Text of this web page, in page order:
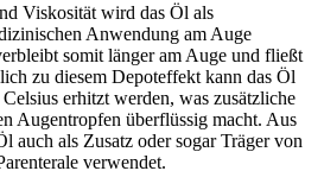
Viskosität wird das Öl als
Anwendung am Auge
somit länger am Auge und fließt
zu diesem Depoteffekt kann das Öl
erhitzt werden, was zusätzliche
Augentropfen überflüssig macht. Aus
auch als Zusatz oder sogar Träger von
verwendet.